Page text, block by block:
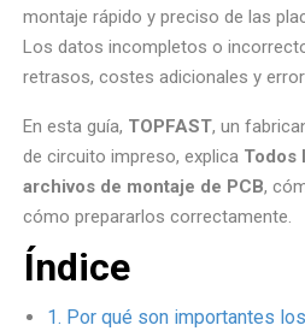
montaje rápido y preciso de las
Los datos incompletos o
retrasos, costes adicionales y
En esta guía, TOPFAST, un
de circuito impreso, explica Todos
archivos de montaje de PCB,
cómo prepararlos correctamente.
Índice
Por qué son importantes